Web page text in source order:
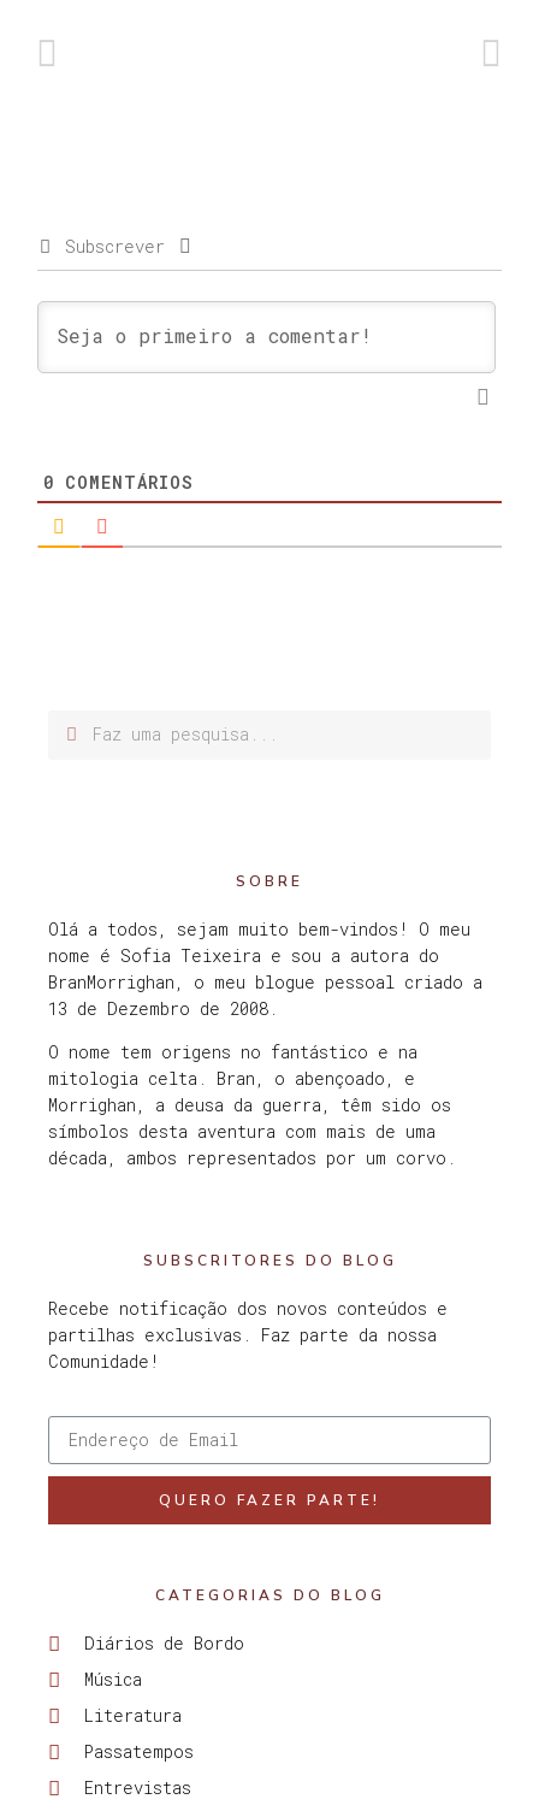
Subscrever
0 COMENTÁRIOS
SOBRE
Olá a todos, sejam muito bem-vindos! O meu
nome é Sofia Teixeira e sou a autora do
BranMorrighan, o meu blogue pessoal criado a
13 de Dezembro de 2008.
O nome tem origens no fantástico e na
mitologia celta. Bran, o abençoado, e
Morrighan, a deusa da guerra, têm sido os
símbolos desta aventura com mais de uma
década, ambos representados por um corvo.
SUBSCRITORES DO BLOG
Recebe notificação dos novos conteúdos e
partilhas exclusivas. Faz parte da nossa
Comunidade!
QUERO FAZER PARTE!
CATEGORIAS DO BLOG
Diários de Bordo
Música
Literatura
Passatempos
Entrevistas